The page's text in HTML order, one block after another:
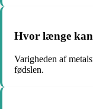
Hvor længe kan
Varigheden af
fødslen.